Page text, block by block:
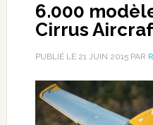
6.000
Cirrus
PUBLIÉ LE 21 JUIN 2015PAR